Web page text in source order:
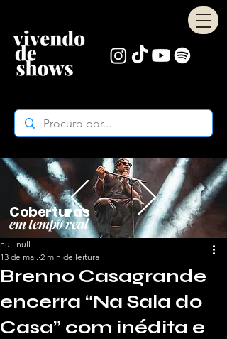
Coberturas
em tempo real
Brenno Casagrande
encerra “Na Sala do
Casa” com inédita e
null null
13 de mai. 2 min de leitura